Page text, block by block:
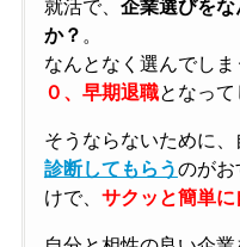
就活で、 企業選びを
か？ 。
なんとなく選んでし
０、早期退職となって
そうならないために
診断してもらうのがお
けで、 サクッと簡単